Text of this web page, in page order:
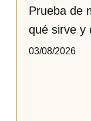
Prueba de
qué sirve y
03/08/2026